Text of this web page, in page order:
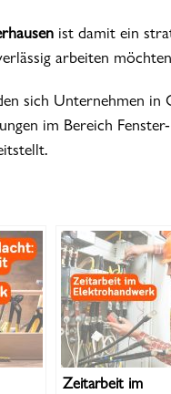
ist damit ein
arbeiten
sich Unternehmen in
im Bereich
Zeitarbeit im